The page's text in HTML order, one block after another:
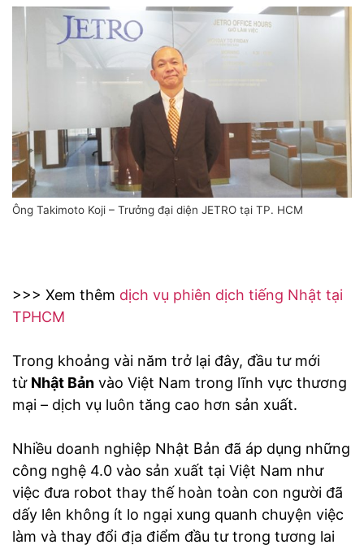
Ông Takimoto Koji – Trưởng đại diện JETRO tại TP. HCM
>>> Xem thêm dịch vụ phiên dịch tiếng Nhật tại
TPHCM
Trong khoảng vài năm trở lại đây, đầu tư mới
từ Nhật Bản vào Việt Nam trong lĩnh vực thương
mại – dịch vụ luôn tăng cao hơn sản xuất.
Nhiều doanh nghiệp Nhật Bản đã áp dụng những
công nghệ 4.0 vào sản xuất tại Việt Nam như
việc đưa robot thay thế hoàn toàn con người đã
dấy lên không ít lo ngại xung quanh chuyện việc
làm và thay đổi địa điểm đầu tư trong tương lai